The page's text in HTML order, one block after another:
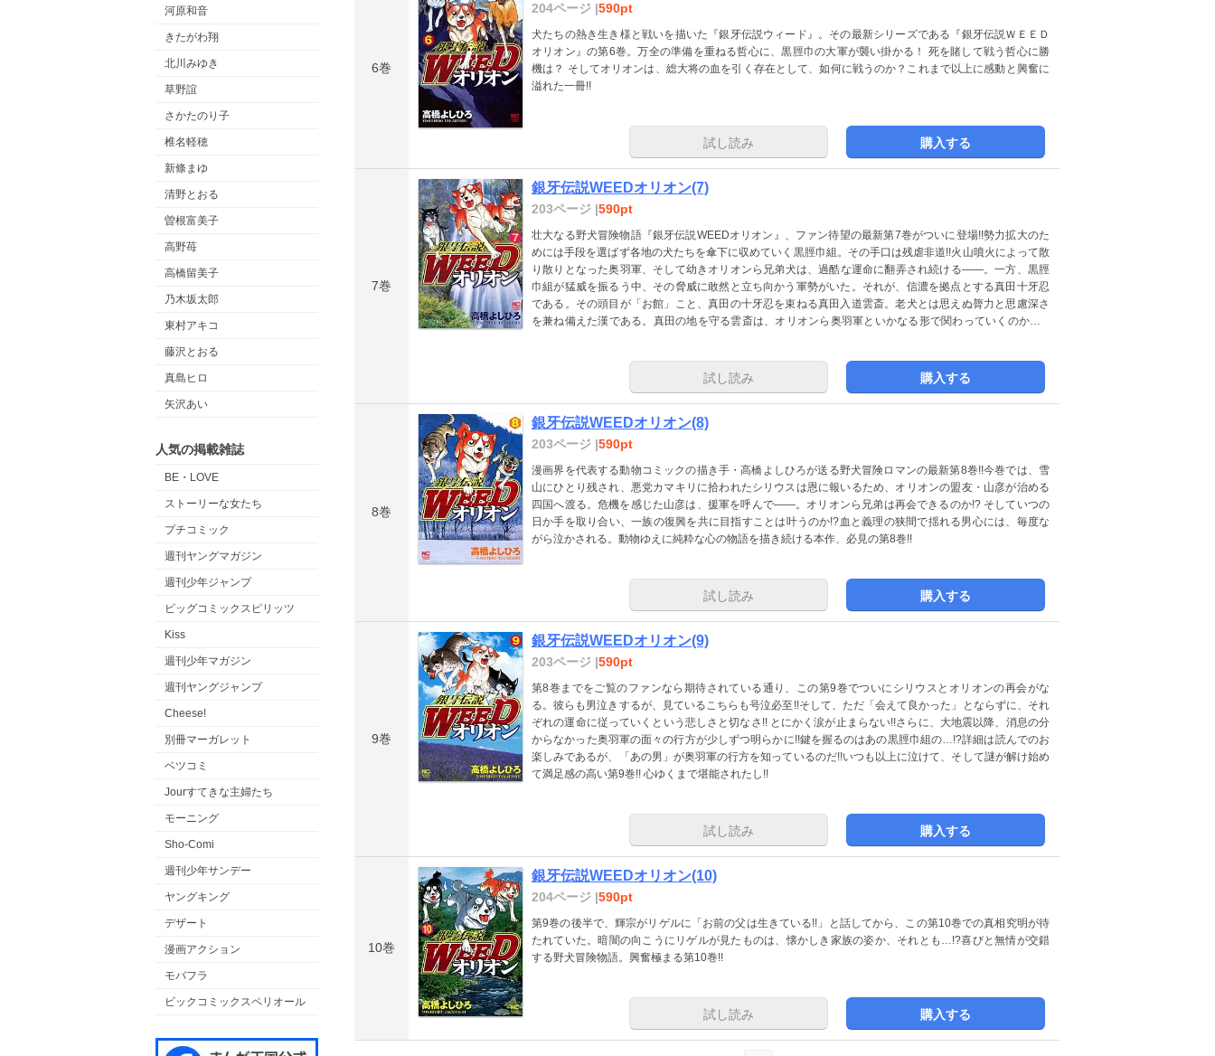
河原和音
きたがわ翔
北川みゆき
草野誼
さかたのり子
椎名軽穂
新條まゆ
清野とおる
曽根富美子
高野苺
高橋留美子
乃木坂太郎
東村アキコ
藤沢とおる
真島ヒロ
矢沢あい
人気の掲載雑誌
BE・LOVE
ストーリーな女たち
プチコミック
週刊ヤングマガジン
週刊少年ジャンプ
ビッグコミックスピリッツ
Kiss
週刊少年マガジン
週刊ヤングジャンプ
Cheese!
別冊マーガレット
ベツコミ
Jourすてきな主婦たち
モーニング
Sho-Comi
週刊少年サンデー
ヤングキング
デザート
漫画アクション
モバフラ
ビックコミックスペリオール
6巻
204ページ |590pt
犬たちの熱き生き様と戦いを描いた『銀牙伝説ウィード』。その最新シリーズである『銀牙伝説ＷＥＥＤ
オリオン』の第6巻。万全の準備を重ねる哲心に、黒脛巾の大軍が襲い掛かる！ 死を賭して戦う哲心に勝
機は？ そしてオリオンは、総大将の血を引く存在として、如何に戦うのか？これまで以上に感動と興奮に
溢れた一冊!!
試し読み 購入する
7巻
銀牙伝説WEEDオリオン(7)
203ページ |590pt
壮大なる野犬冒険物語『銀牙伝説WEEDオリオン』、ファン待望の最新第7巻がついに登場!!勢力拡大のた
めには手段を選ばず各地の犬たちを傘下に収めていく黒脛巾組。その手口は残虐非道!!火山噴火によって散
り散りとなった奥羽軍、そして幼きオリオンら兄弟犬は、過酷な運命に翻弄され続ける――。一方、黒脛
巾組が猛威を振るう中、その脅威に敢然と立ち向かう軍勢がいた。それが、信濃を拠点とする真田十牙忍
である。その頭目が「お館」こと、真田の十牙忍を束ねる真田入道雲斎。老犬とは思えぬ膂力と思慮深さ
を兼ね備えた漢である。真田の地を守る雲斎は、オリオンら奥羽軍といかなる形で関わっていくのか…!?
試し読み 購入する
8巻
銀牙伝説WEEDオリオン(8)
203ページ |590pt
漫画界を代表する動物コミックの描き手・高橋よしひろが送る野犬冒険ロマンの最新第8巻!!今巻では、雪
山にひとり残され、悪党カマキリに拾われたシリウスは恩に報いるため、オリオンの盟友・山彦が治める
四国へ渡る。危機を感じた山彦は、援軍を呼んで――。オリオンら兄弟は再会できるのか!? そしていつの
日か手を取り合い、一族の復興を共に目指すことは叶うのか!?血と義理の狭間で揺れる男心には、毎度な
がら泣かされる。動物ゆえに純粋な心の物語を描き続ける本作、必見の第8巻!!
試し読み 購入する
9巻
銀牙伝説WEEDオリオン(9)
203ページ |590pt
第8巻までをご覧のファンなら期待されている通り、この第9巻でついにシリウスとオリオンの再会がな
る。彼らも男泣きするが、見ているこちらも号泣必至!!そして、ただ「会えて良かった」とならずに、それ
ぞれの運命に従っていくという悲しさと切なさ!! とにかく涙が止まらない!!さらに、大地震以降、消息の分
からなかった奥羽軍の面々の行方が少しずつ明らかに!!鍵を握るのはあの黒脛巾組の…!?詳細は読んでのお
楽しみであるが、「あの男」が奥羽軍の行方を知っているのだ!!いつも以上に泣けて、そして謎が解け始め
て満足感の高い第9巻!! 心ゆくまで堪能されたし!!
試し読み 購入する
10巻
銀牙伝説WEEDオリオン(10)
204ページ |590pt
第9巻の後半で、輝宗がリゲルに「お前の父は生きている!!」と話してから、この第10巻での真相究明が待
たれていた。暗闇の向こうにリゲルが見たものは、懐かしき家族の姿か、それとも…!?喜びと無情が交錯
する野犬冒険物語。興奮極まる第10巻!!
試し読み 購入する